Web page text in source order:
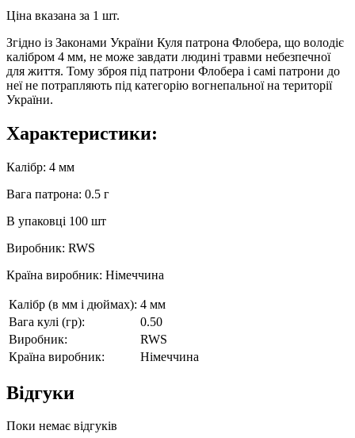
Ціна вказана за 1 шт.
Згідно із Законами України Куля патрона Флобера, що володіє
калібром 4 мм, не може завдати людині травми небезпечної
для життя. Тому зброя під патрони Флобера і самі патрони до
неї не потрапляють під категорію вогнепальної на території
України.
Характеристики:
Калібр: 4 мм
Вага патрона: 0.5 г
В упаковці 100 шт
Виробник: RWS
Країна виробник: Німеччина
Калібр (в мм і дюймах): 4 мм
Вага кулі (гр):
0.50
Виробник:
RWS
Країна виробник:
Німеччина
Відгуки
Поки немає відгуків